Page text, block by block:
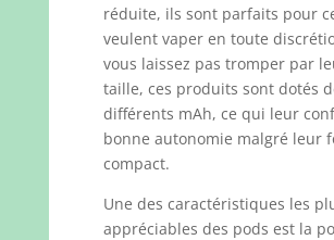
réduite, ils sont parfaits pour
veulent vaper en toute
vous laissez pas tromper par
taille, ces produits sont dotés
différents mAh, ce qui leur
bonne autonomie malgré leur
compact.
Une des caractéristiques les
appréciables des pods est la